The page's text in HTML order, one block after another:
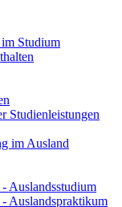
Studium
Studienleistungen
im Ausland
Auslandsstudium
Auslandspraktikum